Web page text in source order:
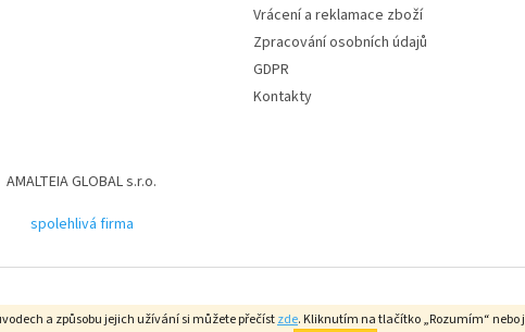
a způsobu jejich užívání si můžete přečístzde. Kliknutím na tlačítko „Rozumím“
Vrácení a reklamace zboží
Zpracování osobních údajů
GDPR
Kontakty
AMALTEIA GLOBAL s.r.o.
spolehlivá firma